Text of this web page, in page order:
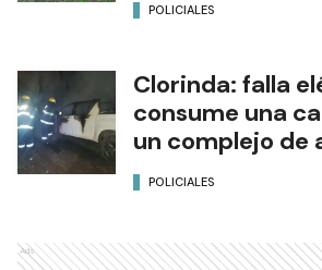
POLICIALES
Clorinda: falla
consume una
un complejo de
POLICIALES
Ads